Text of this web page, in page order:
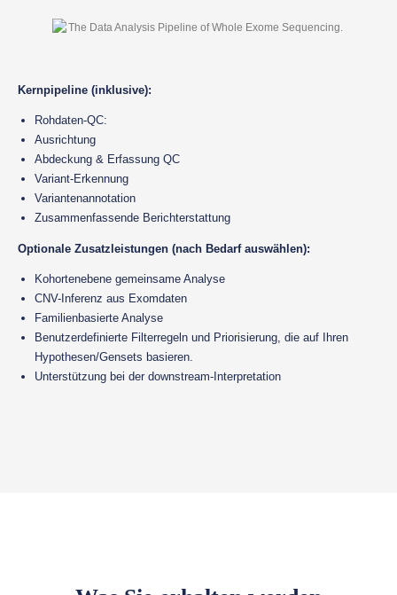
Kernpipeline (inklusive):
Rohdaten-QC:
Ausrichtung
Abdeckung & Erfassung QC
Variant-Erkennung
Variantenannotation
Zusammenfassende Berichterstattung
Optionale Zusatzleistungen (nach Bedarf auswählen):
Kohortenebene gemeinsame Analyse
CNV-Inferenz aus Exomdaten
Familienbasierte Analyse
Benutzerdefinierte Filterregeln und Priorisierung, die auf Ihren
Hypothesen/Gensets basieren.
Unterstützung bei der downstream-Interpretation